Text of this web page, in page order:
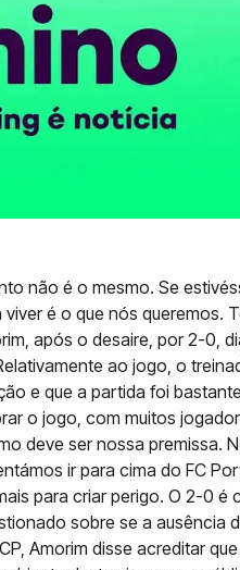
não é o mesmo. Se
é o que nós queremos.
após o desaire, por 2-0,
ao jogo, o
e que a partida foi
o jogo, com muitos
deve ser nossa premissa.
ir para cima do FC
para criar perigo. O 2-0 é
sobre se a ausência
Amorim disse acreditar que